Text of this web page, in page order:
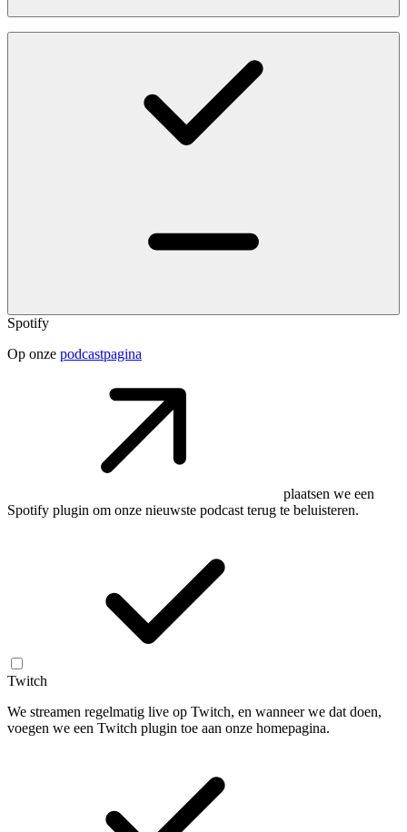
Spotify
Op onze podcastpagina
plaatsen we een
Spotify plugin om onze nieuwste podcast terug te beluisteren.
Twitch
We streamen regelmatig live op Twitch, en wanneer we dat doen,
voegen we een Twitch plugin toe aan onze homepagina.